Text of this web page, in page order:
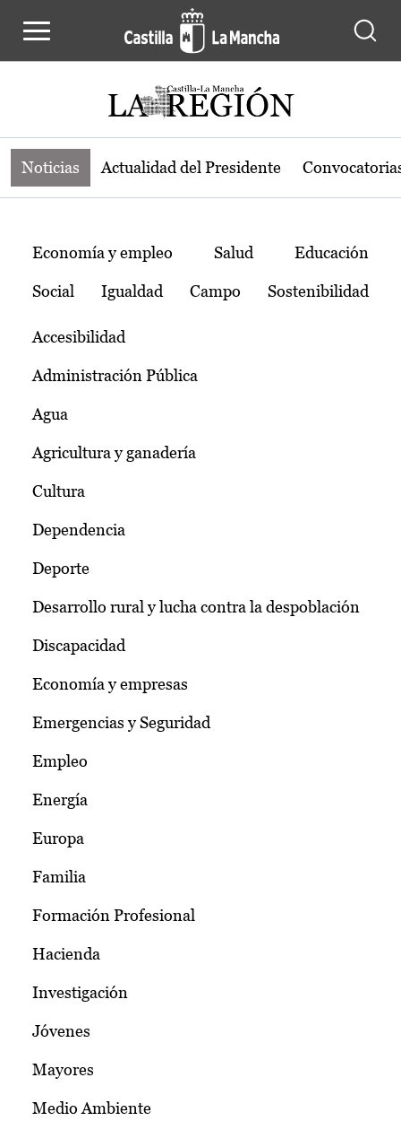
Noticias de la región de Castilla-La
Noticias Actualidad del Presidente
Temas
Economía y empleo Salud Educación
Social Igualdad Campo Sostenibilidad
Accesibilidad
Administración Pública
Agua
Agricultura y ganadería
Cultura
Dependencia
Deporte
Desarrollo rural y lucha contra la despoblación
Discapacidad
Economía y empresas
Emergencias y Seguridad
Empleo
Energía
Europa
Familia
Formación Profesional
Hacienda
Investigación
Jóvenes
Mayores
Medio Ambiente